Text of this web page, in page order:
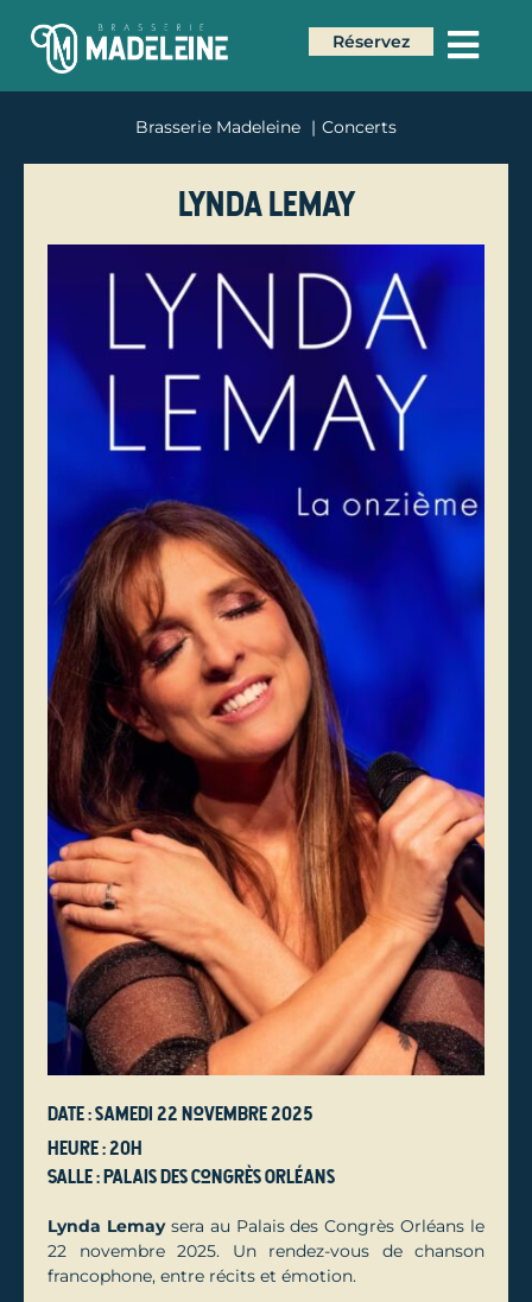
Réservez
Brasserie Madeleine Concerts
Lynda Lemay
Date : samedi 22 novembre 2025
Heure : 20h
Salle : Palais des Congrès Orléans
Lynda Lemaysera au Palais des Congrès Orléans le
22 novembre 2025. Un rendez-vous de chanson
francophone, entre récits et émotion.